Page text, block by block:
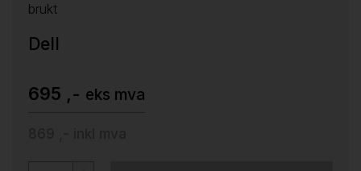
brukt
Dell
695 ,- eks mva